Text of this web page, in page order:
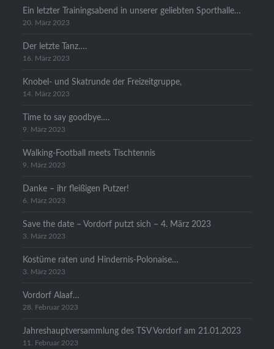
Ein letzter Trainingsabend in unserer geliebten Sporthalle…
20. März 2023
Der letzte Tanz….
16. März 2023
Knobel- und Skatrunde der Freizeitgruppe,
14. März 2023
Time to say goodbye….
9. März 2023
Walking-Football meets Tischtennis
9. März 2023
Danke – ihr fleißigen Putzer!
6. März 2023
Save the date – Vordorf putzt sich – 4. März 2023
3. März 2023
Kostüme raten und Hindernis-Polonaise…
3. März 2023
Vordorf Alaaf…
28. Februar 2023
Jahreshauptversammlung des TSV Vordorf am 21.01.2023
11. Februar 2023